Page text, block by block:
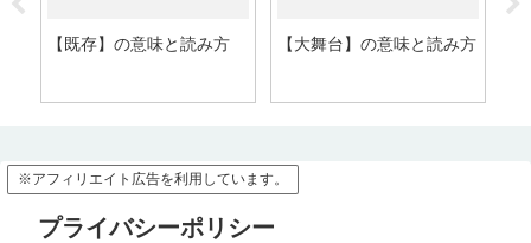
【既存】の意味と読み方 【大舞台】の意味と読み方
※アフィリエイト広告を利用しています。
プライバシーポリシー